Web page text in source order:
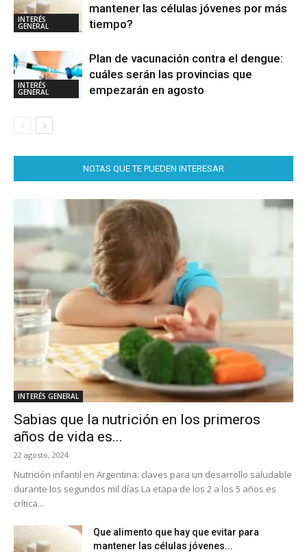
INTERÉS
GENERAL
mantener las células jóvenes por más
tiempo?
INTERÉS
GENERAL
Plan de vacunación contra el dengue:
cuáles serán las provincias que
empezarán en agosto
NOTAS QUE TE PUEDEN INTERESAR
INTERÉS GENERAL
Sabias que la nutrición en los primeros
años de vida es...
22 agosto, 2024
Nutrición infantil en Argentina: claves para un desarrollo saludable
durante los segundos mil días La etapa de los 2 a los 5 años es
crítica...
Que alimento que hay que evitar para
mantener las células jóvenes...